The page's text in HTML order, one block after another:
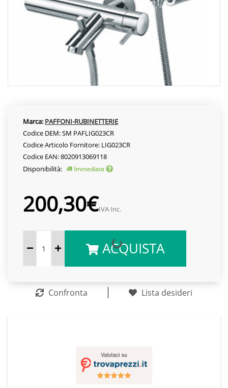
Marca: PAFFONI-RUBINETTERIE
Codice DEM: SM PAFLIG023CR
Codice Articolo Fornitore: LIG023CR
Codice EAN: 8020913069118
Disponibilità:
Immediata
200,30€IVA Inc.
ACQUISTA
Confronta Lista desideri